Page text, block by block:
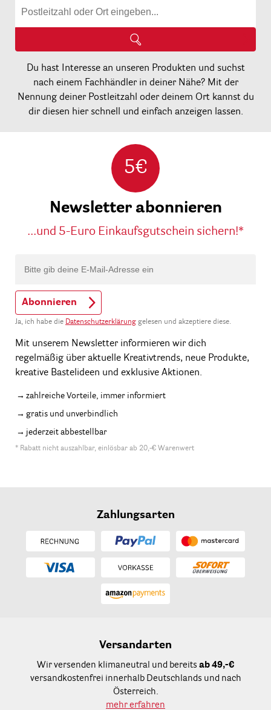
Du hast Interesse an unseren Produkten und suchst
nach einem Fachhändler in deiner Nähe? Mit der
Nennung deiner Postleitzahl oder deinem Ort kannst du
dir diesen hier schnell und einfach anzeigen lassen.
5€
Newsletter abonnieren
...und 5-Euro Einkaufsgutschein sichern!*
Abonnieren
Ja, ich habe die Datenschutzerklärung gelesen und akzeptiere diese.
Mit unserem Newsletter informieren wir dich
regelmäßig über aktuelle Kreativtrends, neue Produkte,
kreative Bastelideen und exklusive Aktionen.
zahlreiche Vorteile, immer informiert
gratis und unverbindlich
jederzeit abbestellbar
* Rabatt nicht auszahlbar, einlösbar ab 20,-€ Warenwert
Zahlungsarten
Versandarten
Wir versenden klimaneutral und bereits ab 49,-€
versandkostenfrei innerhalb Deutschlands und nach
Österreich.
mehr erfahren